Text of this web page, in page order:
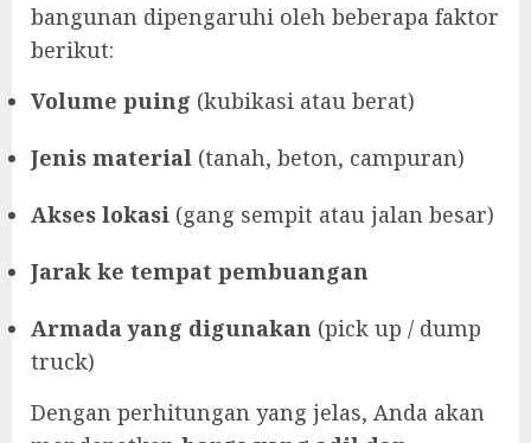
bangunan dipengaruhi oleh beberapa faktor
berikut:
Volume puing (kubikasi atau berat)
Jenis material (tanah, beton, campuran)
Akses lokasi (gang sempit atau jalan besar)
Jarak ke tempat pembuangan
Armada yang digunakan (pick up / dump
truck)
Dengan perhitungan yang jelas, Anda akan